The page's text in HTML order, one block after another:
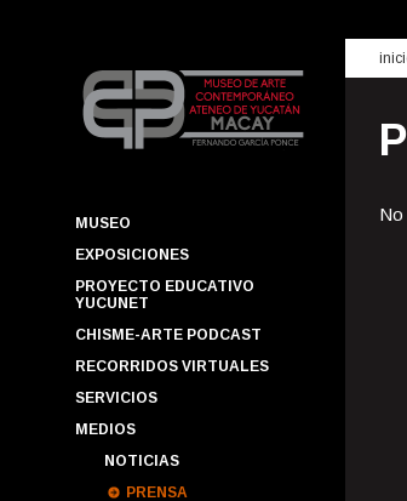
MUSEO
EXPOSICIONES
PROYECTO EDUCATIVO
YUCUNET
CHISME-ARTE PODCAST
RECORRIDOS VIRTUALES
SERVICIOS
MEDIOS
NOTICIAS
PRENSA
No